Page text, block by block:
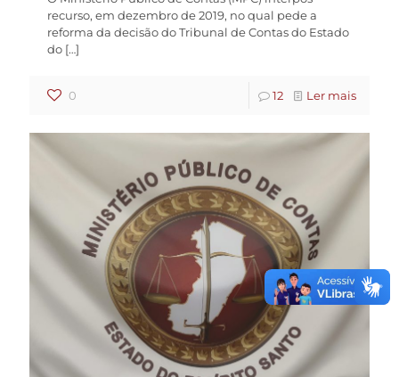
recurso, em dezembro de 2019, no qual pede a
reforma da decisão do Tribunal de Contas do Estado
do […]
0 12 Ler mais